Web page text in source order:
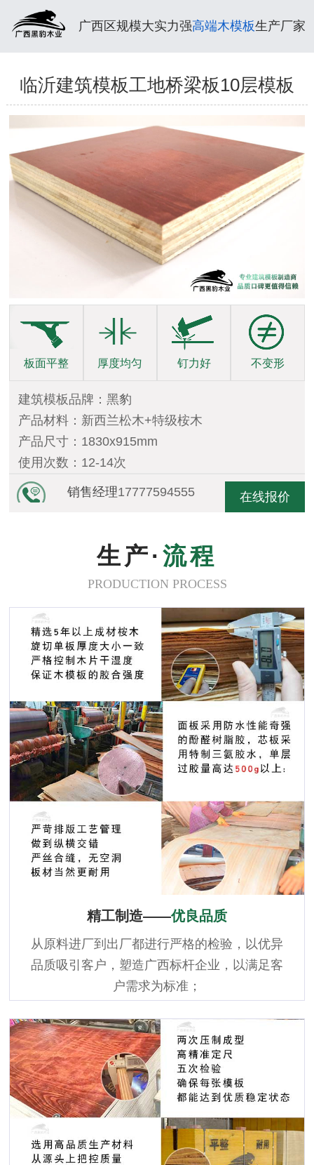
广西区规模大实力强高端木模板生产厂家
临沂建筑模板工地桥梁板10层模板
板面平整 厚度均匀 钉力好 不变形
建筑模板品牌：黑豹
产品材料：新西兰松木+特级桉木
产品尺寸：1830x915mm
使用次数：12-14次
在线报价
销售经理17777594555
生产· 流程
PRODUCTION PROCESS
精工制造——优良品质
从原料进厂到出厂都进行严格的检验，以优异
品质吸引客户，塑造广西标杆企业，以满足客
户需求为标准；